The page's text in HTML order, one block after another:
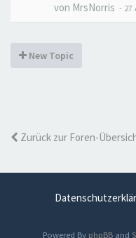
von MrsNorris - 27
New Topic
Zurück zur Foren-
Powered By phpBB and